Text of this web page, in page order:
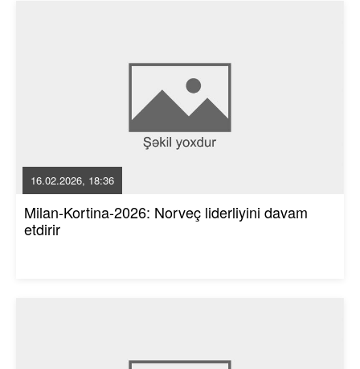
16.02.2026, 18:36
Milan-Kortina-2026: Norveç liderliyini davam
etdirir